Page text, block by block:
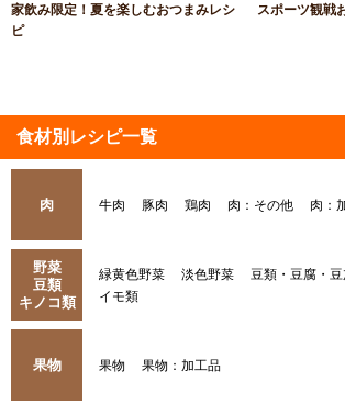
家飲み限定！夏を楽しむおつまみレシ
ピ
スポーツ観戦
食材別レシピ一覧
肉 牛肉 豚肉 鶏肉 肉：その他 肉：
野菜
豆類
キノコ類
緑黄色野菜 淡色野菜 豆類・豆腐・
イモ類
果物 果物 果物：加工品